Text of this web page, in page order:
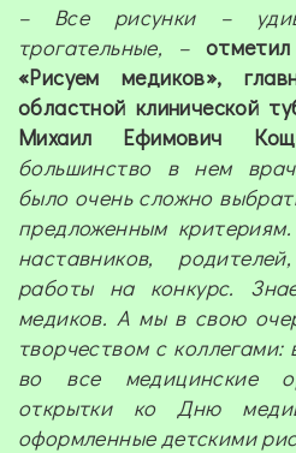
– Все рисунки –
трогательные, –отметил
«Рисуем медиков»,
областной клинической
Михаил Ефимович
большинство в нем
было очень сложно
предложенным
наставников,
работы на конкурс.
медиков. А мы в свою
творчеством с коллегами:
во все медицинские
открытки ко Дню
оформленные детскими